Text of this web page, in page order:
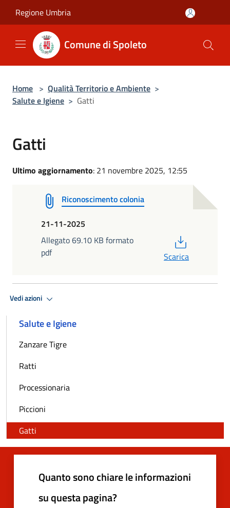
Regione Umbria
Comune di Spoleto
Home > Qualità Territorio e Ambiente >
Salute e Igiene > Gatti
Gatti
Ultimo aggiornamento: 21 novembre 2025, 12:55
Riconoscimento colonia
21-11-2025
Allegato 69.10 KB formato
pdf
Scarica
Vedi azioni
Salute e Igiene
Zanzare Tigre
Ratti
Processionaria
Piccioni
Gatti
Quanto sono chiare le informazioni
su questa pagina?